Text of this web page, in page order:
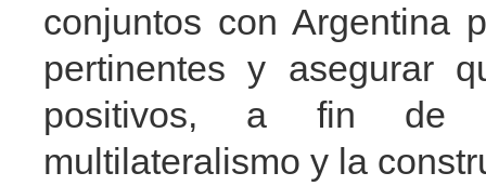
conjuntos con Argentina
pertinentes y asegurar
positivos, a fin de
multilateralismo y la